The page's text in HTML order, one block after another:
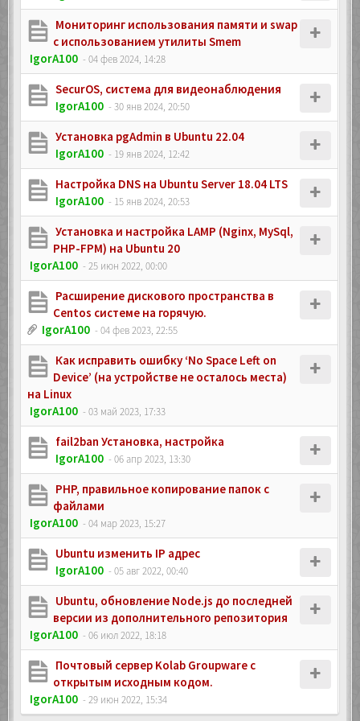
Мониторинг использования памяти и swap
с использованием утилиты Smem
IgorA100 - 04 фев 2024, 14:28
SecurOS, система для видеонаблюдения
IgorA100 - 30 янв 2024, 20:50
Установка pgAdmin в Ubuntu 22.04
IgorA100 - 19 янв 2024, 12:42
Настройка DNS на Ubuntu Server 18.04 LTS
IgorA100 - 15 янв 2024, 20:53
Установка и настройка LAMP (Nginx, MySql,
PHP-FPM) на Ubuntu 20
IgorA100 - 25 июн 2022, 00:00
Расширение дискового пространства в
Centos системе на горячую.
IgorA100 - 04 фев 2023, 22:55
Как исправить ошибку ‘No Space Left on
Device’ (на устройстве не осталось места)
на Linux
IgorA100 - 03 май 2023, 17:33
fail2ban Установка, настройка
IgorA100 - 06 апр 2023, 13:30
PHP, правильное копирование папок с
файлами
IgorA100 - 04 мар 2023, 15:27
Ubuntu изменить IP адрес
IgorA100 - 05 авг 2022, 00:40
Ubuntu, обновление Node.js до последней
версии из дополнительного репозитория
IgorA100 - 06 июл 2022, 18:18
Почтовый сервер Kolab Groupware с
открытым исходным кодом.
IgorA100 - 29 июн 2022, 15:34